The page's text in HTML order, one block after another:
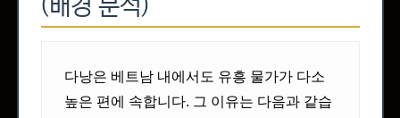
(배경 분석)
다낭은 베트남 내에서도 유흥 물가가 다소
높은 편에 속합니다. 그 이유는 다음과 같습